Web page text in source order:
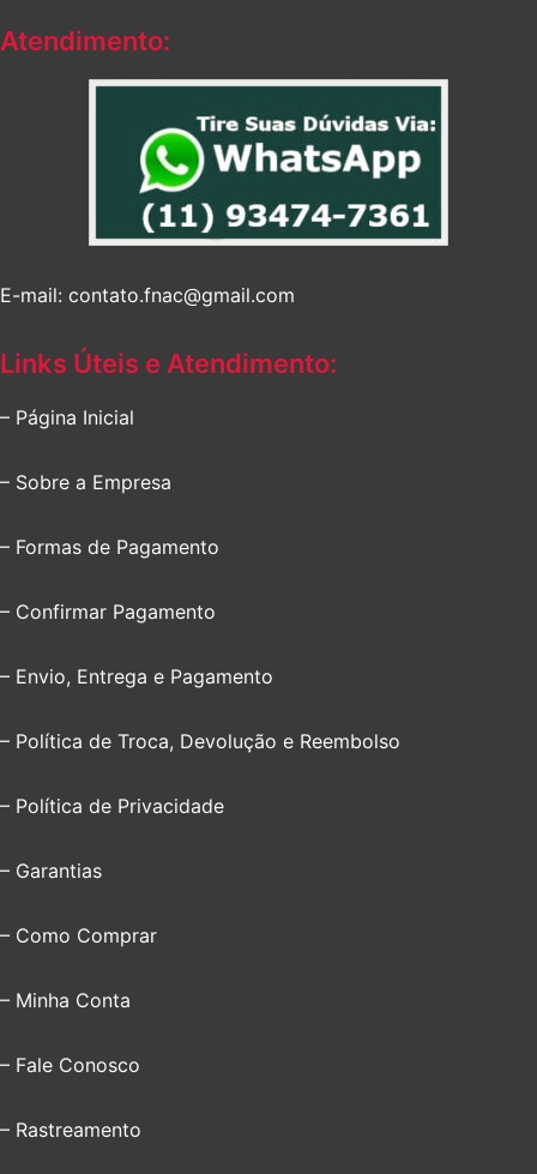
Atendimento:
E-mail: contato.fnac@gmail.com
Links Úteis e Atendimento:
– Página Inicial
– Sobre a Empresa
– Formas de Pagamento
– Confirmar Pagamento
– Envio, Entrega e Pagamento
– Política de Troca, Devolução e Reembolso
– Política de Privacidade
– Garantias
– Como Comprar
– Minha Conta
– Fale Conosco
– Rastreamento